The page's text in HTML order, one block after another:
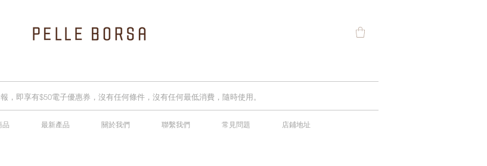
，即享有$50電子優惠券，沒有任何條件，沒有任何最低消費，隨時使用。
品 最新產品 關於我們 聯繫我們 常見問題 店鋪地址